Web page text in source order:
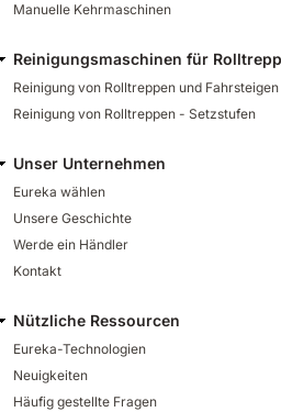
Manuelle Kehrmaschinen
Reinigungsmaschinen für
Reinigung von Rolltreppen und
Reinigung von Rolltreppen - Setzstufen
Unser Unternehmen
Eureka wählen
Unsere Geschichte
Werde ein Händler
Kontakt
Nützliche Ressourcen
Eureka-Technologien
Neuigkeiten
Häufig gestellte Fragen